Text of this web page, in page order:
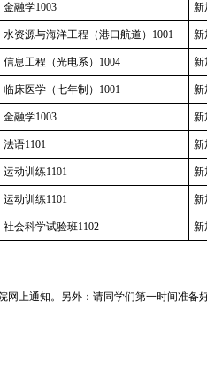
金融学1003 新
水资源与海洋工程（港口航道）1001 新
信息工程（光电系）1004 新
临床医学（七年制）1001 新
金融学1003 新
法语1101 新
运动训练1101 新
运动训练1101 新
社会科学试验班1102 新
上通知。另外：请同学们第一时间准备